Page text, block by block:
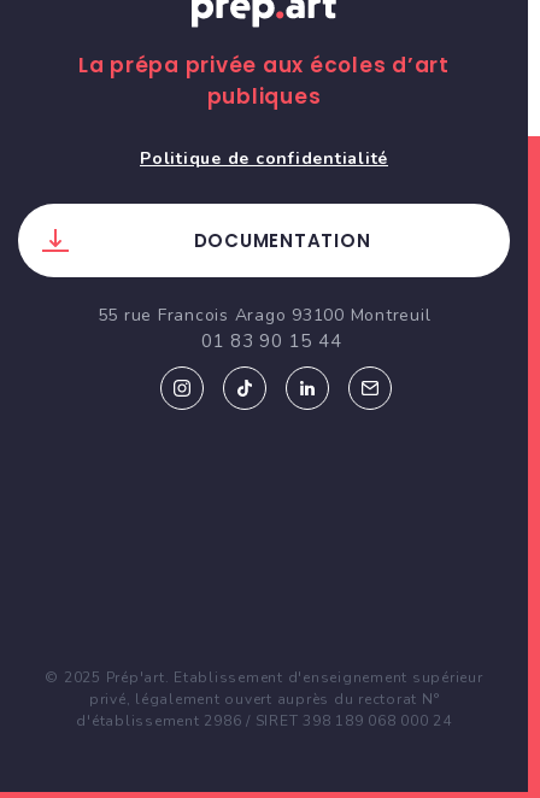
La prépa privée aux écoles d’art
publiques
Politique de confidentialité
DOCUMENTATION
55 rue Francois Arago 93100 Montreuil
01 83 90 15 44
© 2025 Prép'art. Etablissement d'enseignement supérieur
privé, légalement ouvert auprès du rectorat N°
d'établissement 2986 / SIRET 398 189 068 000 24